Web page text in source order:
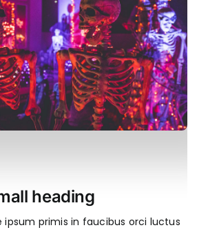
heading
ipsum primis in faucibus orci luctus